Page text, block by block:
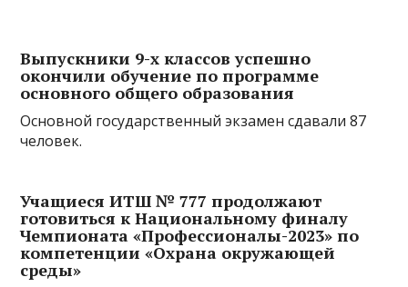
Выпускники 9-х классов успешно
окончили обучение по программе
основного общего образования
Основной государственный экзамен сдавали 87
человек.
Учащиеся ИТШ № 777 продолжают
готовиться к Национальному финалу
Чемпионата «Профессионалы-2023» по
компетенции «Охрана окружающей
среды»